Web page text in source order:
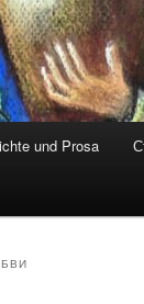
und Prosa